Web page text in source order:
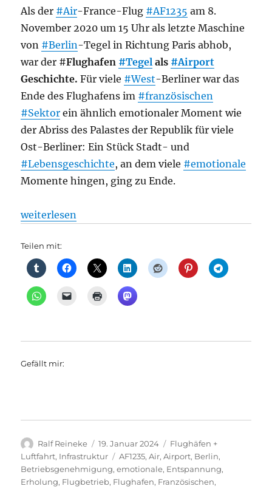
Als der #Air-France-Flug #AF1235 am 8.
November 2020 um 15 Uhr als letzte Maschine
von #Berlin-Tegel in Richtung Paris abhob,
war der #Flughafen #Tegel als #Airport
Geschichte.Für viele #West-Berliner war das
Ende des Flughafens im #französischen
#Sektor ein ähnlich emotionaler Moment wie
der Abriss des Palastes der Republik für viele
Ost-Berliner: Ein Stück Stadt- und
#Lebensgeschichte, an dem viele #emotionale
Momente hingen, ging zu Ende.
„Flughäfen: Raten Sie mal, wo dieser TXL-
weiterlesen
Teilen mit:
Gefällt mir:
Autor
Ralf Reineke
Veröffentlicht
am
19. Januar 2024 Kategorien
Flughäfen +
Luftfahrt, Infrastruktur Schlagwörter
AF1235,Air,Airport, Berlin,
Betriebsgenehmigung,emotionale, Entspannung,
Erholung, Flugbetrieb, Flughafen, Französischen,